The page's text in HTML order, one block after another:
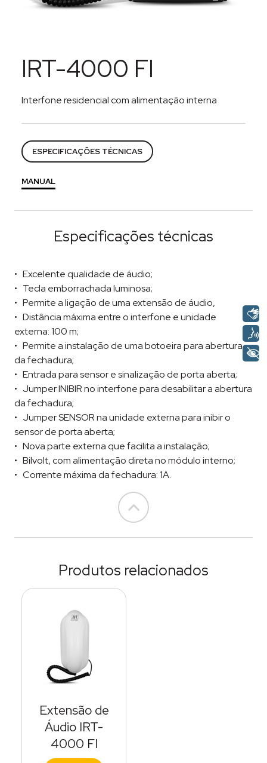
IRT-4000 FI
Interfone residencial com alimentação interna
ESPECIFICAÇÕES TÉCNICAS
MANUAL
Especificações técnicas
Excelente qualidade de áudio;
Tecla emborrachada luminosa;
Permite a ligação de uma extensão de áudio,
Distância máxima entre o interfone e unidade
externa: 100 m;
Permite a instalação de uma botoeira para abertura
da fechadura;
Entrada para sensor e sinalização de porta aberta;
Jumper INIBIR no interfone para desabilitar a abertura
da fechadura;
Jumper SENSOR na unidade externa para inibir o
sensor de porta aberta;
Nova parte externa que facilita a instalação;
Bilvolt, com alimentação direta no módulo interno;
Corrente máxima da fechadura: 1A.
Go to top
Produtos relacionados
Extensão de
Áudio IRT-
4000 FI